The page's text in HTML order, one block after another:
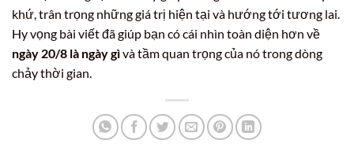
khứ, trân trọng những giá trị hiện tại và hướng tới tương lai.
Hy vọng bài viết đã giúp bạn có cái nhìn toàn diện hơn về
ngày 20/8 là ngày gìvà tầm quan trọng của nó trong dòng
chảy thời gian.